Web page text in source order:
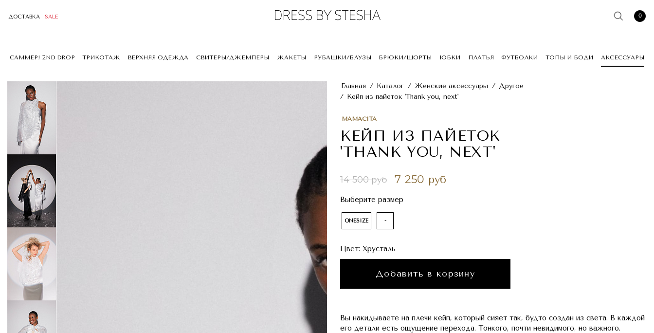
ДОСТАВКА SALE 0
САММЕР! 2ND DROP ТРИКОТАЖ ВЕРХНЯЯ ОДЕЖДА СВИТЕРЫ/ДЖЕМПЕРЫ ЖАКЕТЫ РУБАШКИ/БЛУЗЫ БРЮКИ/ШОРТЫ ЮБКИ ПЛАТЬЯ ФУТБОЛКИ ТОПЫ И БОДИ АКСЕССУАРЫ
Главная / Каталог / Женские аксессуары / Другое
/ Кейп из пайеток 'Thank you, next'
MAMACITA
КЕЙП ИЗ ПАЙЕТОК
'THANK YOU, NEXT'
14 500 руб 7 250 руб
Выберите размер
ONESIZE -
Цвет: Хрусталь
Добавить в корзину
Вы накидываете на плечи кейп, который сияет так, будто создан из света. В каждой
его детали есть ощущение перехода. Тонкого, почти невидимого, но важного.